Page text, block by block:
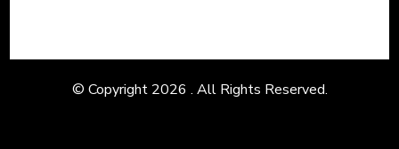
© Copyright 2026 . All Rights Reserved.